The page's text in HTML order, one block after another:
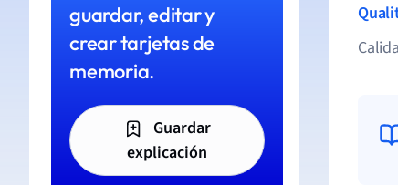
guardar, editar y
crear tarjetas de
memoria.
Guardar
explicación